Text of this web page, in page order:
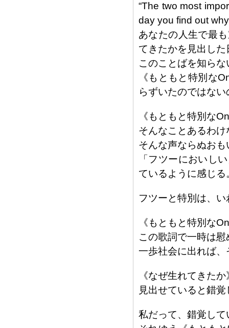
“The two most
day you find out
あなたの人生で最
てきたかを見出した
このことばを知ら
《もともと特別な
らずいたのではない
《もともと特別な
そんなことあるわ
そんな声ならぬおも
「フツーにおいし
ているように感じる
フツーと特別は、
《もともと特別な
この歌詞で一時は
一歩社会に出れば
《なぜ生れてきた
見出せていると錯
私だって、錯覚し